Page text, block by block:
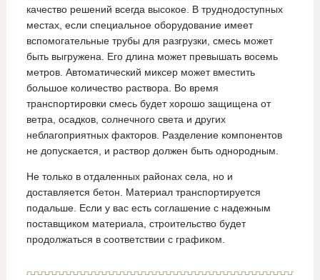
качество решений всегда высокое. В труднодоступных
местах, если специальное оборудование имеет
вспомогательные трубы для разгрузки, смесь может
быть выгружена. Его длина может превышать восемь
метров. Автоматический миксер может вместить
большое количество раствора. Во время
транспортировки смесь будет хорошо защищена от
ветра, осадков, солнечного света и других
неблагоприятных факторов. Разделение компонентов
не допускается, и раствор должен быть однородным.
Не только в отдаленных районах села, но и
доставляется бетон. Материал транспортируется
подальше. Если у вас есть соглашение с надежным
поставщиком материала, строительство будет
продолжаться в соответствии с графиком.